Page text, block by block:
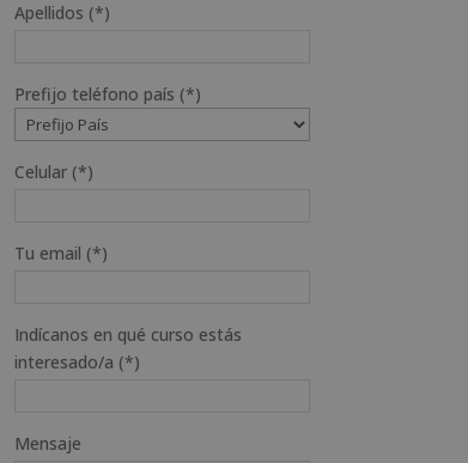
Apellidos (*)
Prefijo teléfono país (*)
Celular (*)
Tu email (*)
Indícanos en qué curso estás
interesado/a (*)
Mensaje